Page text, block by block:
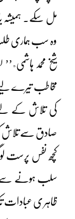
مل سکے۔ ہمیشہ
وہ سب ہماری
شیخ محمد ہاشمی
مخاطب تیرے
کی تلاش کے
صادق سے تلاش
کچھ نفس پرست
سلب ہونے سے
ظاہر ی عبادات